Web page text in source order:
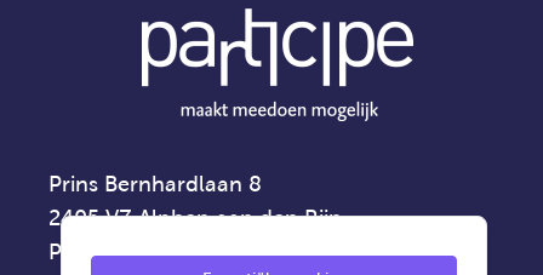
Prins Bernhardlaan 8
2405 VZ Alphen aan den Rijn
Privacyverklaring